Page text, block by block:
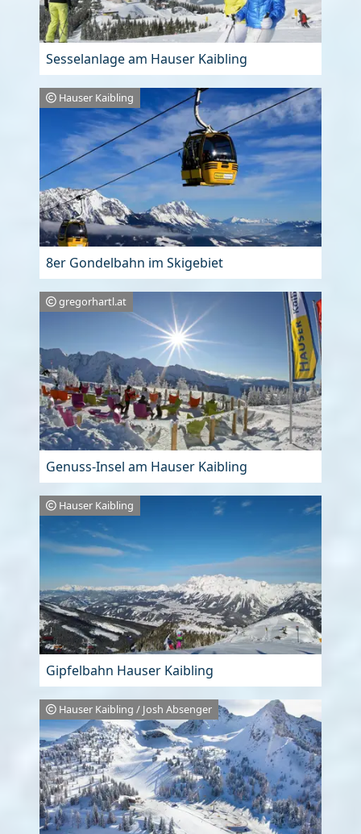
Sesselanlage am Hauser Kaibling
Hauser Kaibling
8er Gondelbahn im Skigebiet
gregorhartl.at
Genuss-Insel am Hauser Kaibling
Hauser Kaibling
Gipfelbahn Hauser Kaibling
Hauser Kaibling / Josh Absenger